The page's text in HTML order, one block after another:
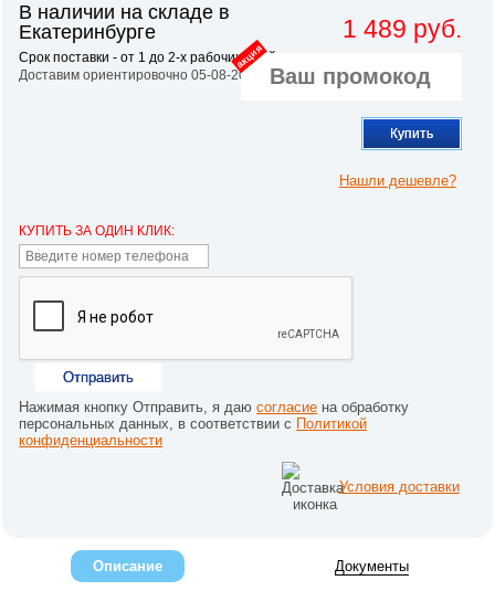
В наличии на складе в
Екатеринбурге
Срок поставки - от 1 до 2-х рабочих дней.
Доставим ориентировочно 05-08-2026
1 489 руб.
акция
Купить
Нашли дешевле?
КУПИТЬ ЗА ОДИН КЛИК:
Отправить
Нажимая кнопку Отправить, я даюсогласие на обработку
персональных данных, в соответствии с Политикой
конфиденциальности
Условия доставки
Описание Документы